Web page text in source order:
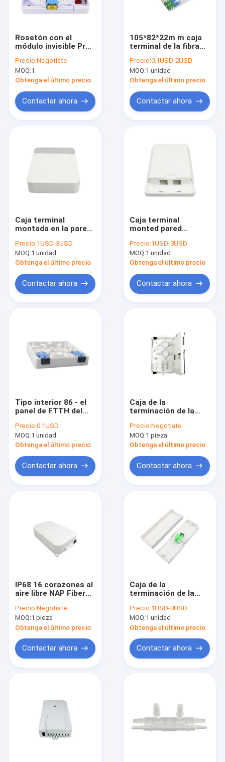
Viaje de la fábrica
Pida una cita
Productos ópticos especializados
Otros productos de comunicación
Rosetón con el
módulo invisible Pre-
adaptador de las
placas de pared del
interfaz de la fibra
Precio:Negotiate
MOQ:1
Obtenga el último precio
Contactar ahora
105*82*22m m caja
terminal de la fibra
bases de la
terminación de la
fibra óptica interior
Precio:0.1USD-2USD
MOQ:1 unidad
Obtenga el último precio
Contactar ahora
Caja terminal
montada en la pared
base de FTTH 1 fibra
óptica interior del
ftth de la mini
Precio:1USD-3USD
MOQ:1 unidad
Obtenga el último precio
Contactar ahora
Caja terminal
monted pared
la fibra óptica 2 del
panel de remiendo de
la fibra óptica
Precio:1USD-3USD
MOQ:1 unidad
Obtenga el último precio
Contactar ahora
Tipo interior 86 - el
panel de FTTH del
la caja de la
terminación de la
fibra óptica de la caja
bases
Precio:0.1USD
MOQ:1 unidad
Obtenga el último precio
Contactar ahora
Caja de la
terminación de la
base ODF de FTTX 16
Precio:Negotiate
MOQ:1 pieza
Obtenga el último precio
Contactar ahora
IP68 16 corazones al
aire libre NAP Fiber
Box
Precio:Negotiate
MOQ:1 pieza
Obtenga el último precio
Contactar ahora
Caja de la
terminación de la
FC de RoHS
Precio:1USD-3USD
MOQ:1 unidad
Obtenga el último precio
Contactar ahora